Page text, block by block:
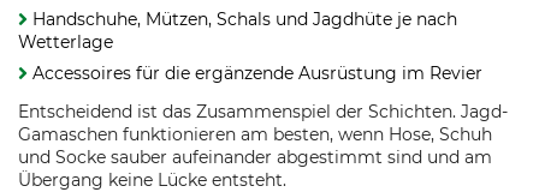
Handschuhe, Mützen, Schals und Jagdhüte je nach
Wetterlage
Accessoires für die ergänzende Ausrüstung im Revier
Entscheidend ist das Zusammenspiel der Schichten. Jagd-
Gamaschen funktionieren am besten, wenn Hose, Schuh
und Socke sauber aufeinander abgestimmt sind und am
Übergang keine Lücke entsteht.